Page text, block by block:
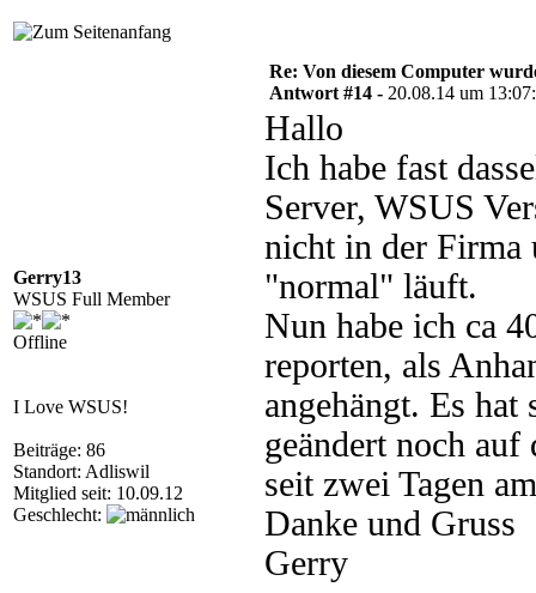
Gerry13
WSUS Full Member
Offline
I Love WSUS!
Beiträge: 86
Standort: Adliswil
Mitglied seit: 10.09.12
Geschlecht:
Re: Von diesem Computer
Antwort #14 - 20.08.14 um
Hallo
Ich habe fast
Server, WSUS
nicht in der Firma
"normal" läuft.
Nun habe ich ca
reporten, als
angehängt. Es hat
geändert noch
seit zwei Tagen
Danke und Gruss
Gerry